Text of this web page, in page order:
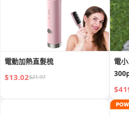
電動加熱直髮梳
$13.02$21.97
電